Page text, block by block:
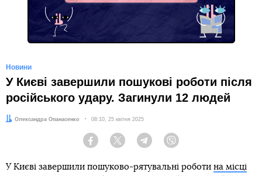
Новини
У Києві завершили пошукові роботи після
російського удару. Загинули 12 людей
Автор:
Олександра Опанасенко Дата:
08:10, 25 квітня 2025
Facebook Twitter Telegram
У Києві завершили пошуково-рятувальні роботи на місці